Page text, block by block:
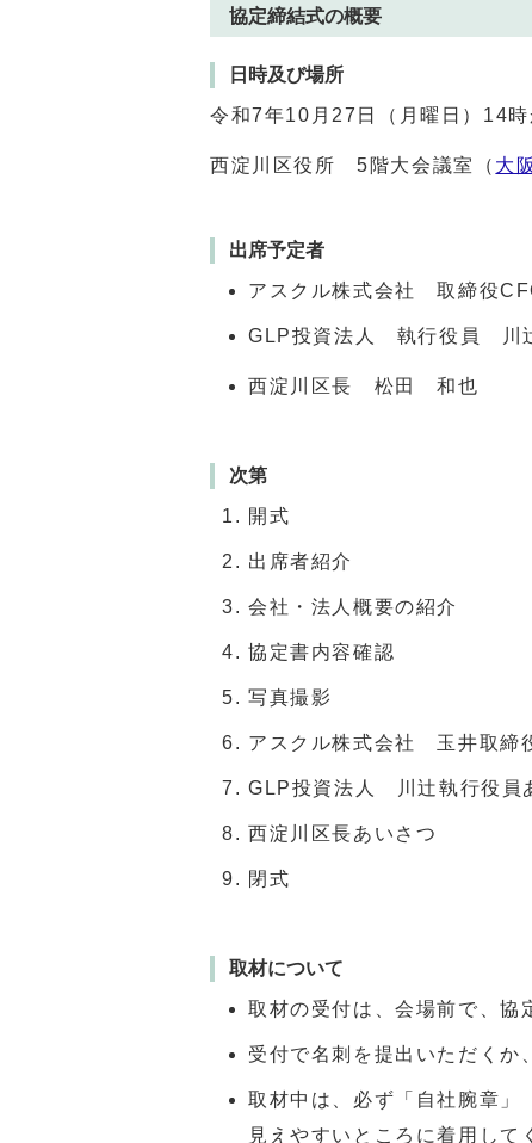
協定締結式の概要
日時及び場所
令和7年10月27日（月曜日）14
西淀川区役所 5階大会議室（ 大
出席予定者
アスクル株式会社 取締役
GLP投資法人 執行役員 川
西淀川区長 松田 和也
次第
開式
出席者紹介
会社・法人概要の紹介
協定書内容確認
写真撮影
アスクル株式会社 玉井取締
GLP投資法人 川辻執行役員
西淀川区長あいさつ
閉式
取材について
取材の受付は、会場前で、協
受付で名刺を提出いただくか
取材中は、必ず「自社腕章」
見えやすいところに着用して